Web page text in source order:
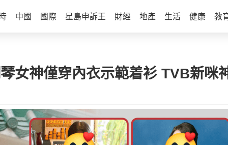
中國 國際 星島申訴王 財經 地產 生活 健康 教
女神僅穿內衣示範着衫 TVB新咪